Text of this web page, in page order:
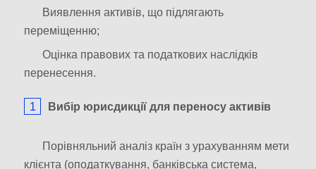
Виявлення активів, що підлягають
переміщенню;
Оцінка правових та податкових наслідків
перенесення.
Вибір юрисдикції для переносу активів
Порівняльний аналіз країн з урахуванням мети
клієнта (оподаткування, банківська система,